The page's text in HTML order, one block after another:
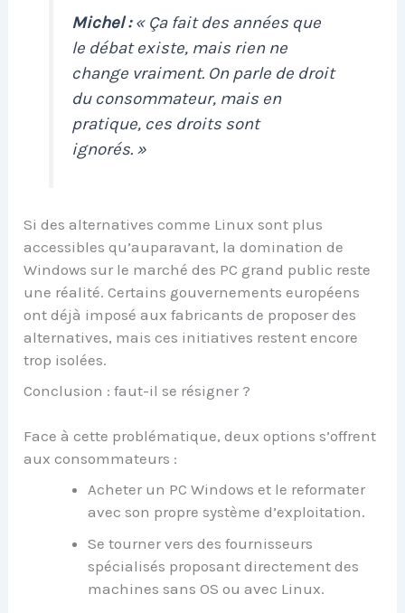
Michel :« Ça fait des années que
le débat existe, mais rien ne
change vraiment. On parle de droit
du consommateur, mais en
pratique, ces droits sont
ignorés. »
Si des alternatives comme Linux sont plus
accessibles qu’auparavant, la domination de
Windows sur le marché des PC grand public reste
une réalité. Certains gouvernements européens
ont déjà imposé aux fabricants de proposer des
alternatives, mais ces initiatives restent encore
trop isolées.
Conclusion : faut-il se résigner ?
Face à cette problématique, deux options s’offrent
aux consommateurs :
Acheter un PC Windows et le reformater
avec son propre système d’exploitation.
Se tourner vers des fournisseurs
spécialisés proposant directement des
machines sans OS ou avec Linux.